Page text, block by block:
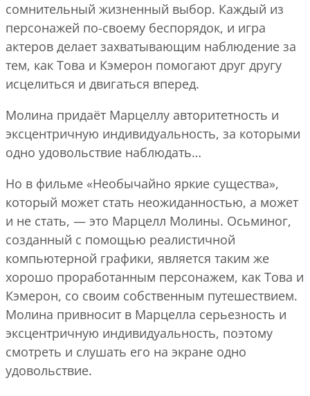
сомнительный жизненный выбор. Каждый из
персонажей по-своему беспорядок, и игра
актеров делает захватывающим наблюдение за
тем, как Това и Кэмерон помогают друг другу
исцелиться и двигаться вперед.
Молина придаёт Марцеллу авторитетность и
эксцентричную индивидуальность, за которыми
одно удовольствие наблюдать…
Но в фильме «Необычайно яркие существа»,
который может стать неожиданностью, а может
и не стать, — это Марцелл Молины. Осьминог,
созданный с помощью реалистичной
компьютерной графики, является таким же
хорошо проработанным персонажем, как Това и
Кэмерон, со своим собственным путешествием.
Молина привносит в Марцелла серьезность и
эксцентричную индивидуальность, поэтому
смотреть и слушать его на экране одно
удовольствие.